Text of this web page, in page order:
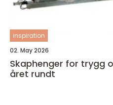
inspiration
02. May 2026
Skaphenger for trygg
året rundt